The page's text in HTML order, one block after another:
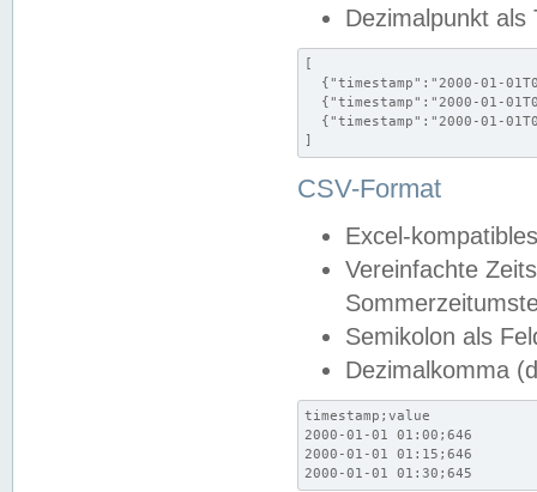
Dezimalpunkt als
[
{"timestamp":"2000-01-
{"timestamp":"2000-01-
{"timestamp":"2000-01-
]
CSV-Format
Excel-
Vereinfachte
Semikolon als
Dezimalkomma
timestamp;value
2000-01-01 01:00;646
2000-01-01 01:15;646
2000-01-01 01:30;645